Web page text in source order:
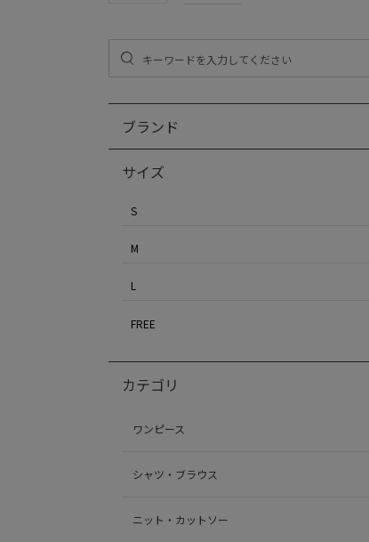
ブランド
サイズ
S
M
L
FREE
カテゴリ
ワンピース
シャツ・ブラウス
ニット・カットソー